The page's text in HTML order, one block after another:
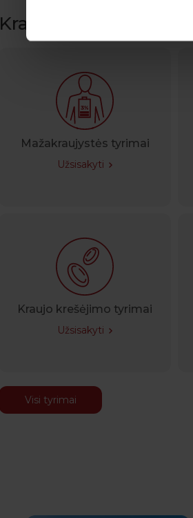
Kraujo tyrimai
Mažakraujystės tyrimai
Užsisakyti
Kraujo krešėjimo tyrimai
Užsisakyti
Visi tyrimai